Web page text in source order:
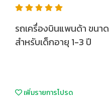
รถเครื่องบินแพนด้า ขนา
สำหรับเด็กอายุ 1-3 ปี
เพิ่มรายการโปรด